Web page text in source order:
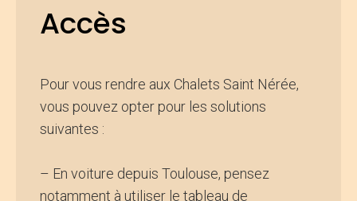
Accès
Pour vous rendre aux Chalets Saint Nérée,
vous pouvez opter pour les solutions
suivantes :
– En voiture depuis Toulouse, pensez
notamment à utiliser le tableau de